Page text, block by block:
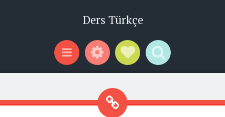
Ders Türkçe
Menu WidgetsSocial Links
Search